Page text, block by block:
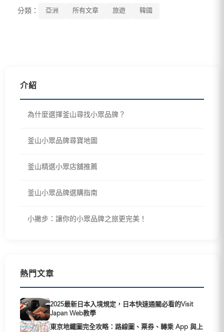
分類： 亞洲 所有文章 旅遊 韓國
介紹
為什麼選擇釜山尋找小眾品牌？
釜山小眾品牌尋寶地圖
釜山精選小眾店舖推薦
釜山小眾品牌選購指南
小撇步：讓你的小眾品牌之旅更完美！
熱門文章
2025最新日本入境規定，日本快速通關必看的Visit
Japan Web教學
東京地鐵圖完全攻略：路線圖、票券、轉乘 App 與上